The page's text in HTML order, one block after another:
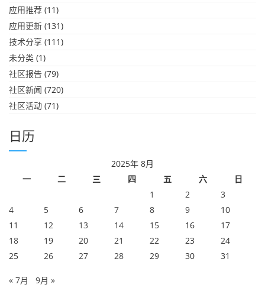
应用推荐 (11)
应用更新 (131)
技术分享 (111)
未分类 (1)
社区报告 (79)
社区新闻 (720)
社区活动 (71)
日历
2025年 8月
一
二 三 四 五 六
日
1
2
3
4
5 6 7 8 9
10
11
12 13 14 15 16
17
18
19 20 21 22 23
24
25
26 27 28 29 30 31
« 7月 9月 »